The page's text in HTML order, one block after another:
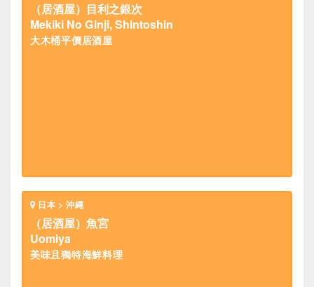
（居酒屋）目利之銀次
Mekiki No Ginji, Shintoshin
大木桶平價居酒屋
日本 > 沖繩
（居酒屋）魚宮
Uomiya
美味且獨特海鮮料理